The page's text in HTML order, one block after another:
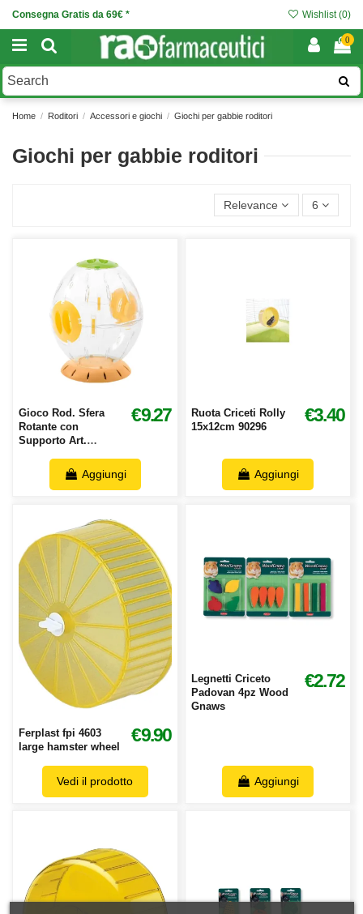
Consegna Gratis da 69€ * Wishlist (0)
0
Home Roditori Accessori e giochi Giochi per gabbie roditori
Giochi per gabbie roditori
Relevance 6
Gioco Rod. Sfera
Rotante con
Supporto Art.
€9.27
Aggiungi
Ruota Criceti Rolly
15x12cm 90296
€3.40
Aggiungi
Ferplast fpi 4603
large hamster wheel
€9.90
Vedi il prodotto
Legnetti Criceto
Padovan 4pz Wood
Gnaws
€2.72
Aggiungi